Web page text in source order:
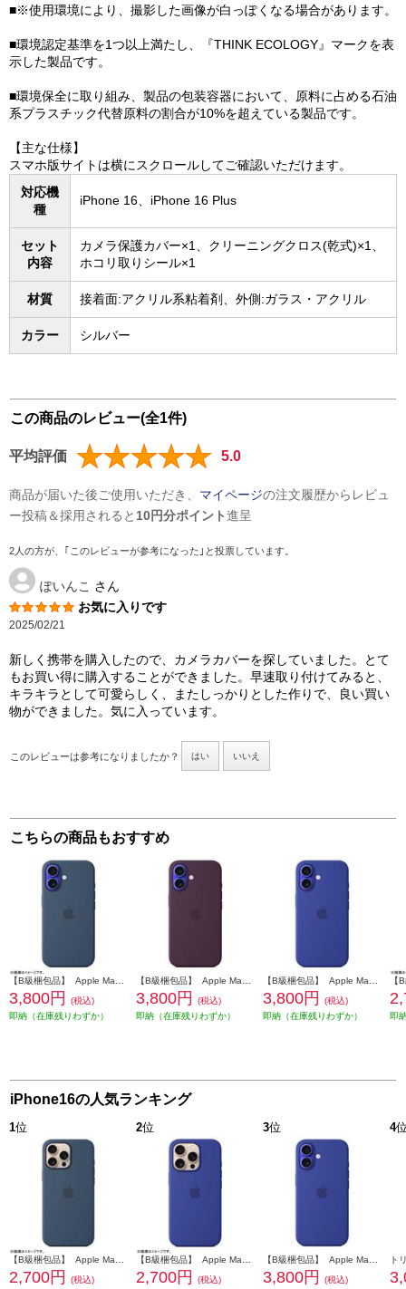
■※使用環境により、撮影した画像が白っぽくなる場合があります。
■環境認定基準を1つ以上満たし、『THINK ECOLOGY』マークを表
示した製品です。
■環境保全に取り組み、製品の包装容器において、原料に占める石油
系プラスチック代替原料の割合が10%を超えている製品です。
【主な仕様】
スマホ版サイトは横にスクロールしてご確認いただけます。
対応機
種
iPhone 16、iPhone 16 Plus
セット
内容
カメラ保護カバー×1、クリーニングクロス(乾式)×1、
ホコリ取りシール×1
材質 接着面:アクリル系粘着剤、外側:ガラス・アクリル
カラー シルバー
この商品のレビュー(全1件)
平均評価 5.0
商品が届いた後ご使用いただき、 マイページの注文履歴からレビュ
ー投稿＆採用されると 10円分ポイント進呈
2人の方が、｢このレビューが参考になった｣と投票しています。
ぽいんこ さん
お気に入りです
2025/02/21
新しく携帯を購入したので、カメラカバーを探していました。とて
もお買い得に購入することができました。早速取り付けてみると、
キラキラとして可愛らしく、またしっかりとした作りで、良い買い
物ができました。気に入っています。
このレビューは参考になりましたか？ はい いいえ
こちらの商品もおすすめ
3,800円
(税込)
即納（在庫残りわずか）
3,800円
(税込)
即納（在庫残りわずか）
3,800円
(税込)
即納（在庫残りわずか）
即
iPhone16の人気ランキング
1位
2,700円
(税込)
2位
2,700円
(税込)
3位
3,800円
(税込)
4